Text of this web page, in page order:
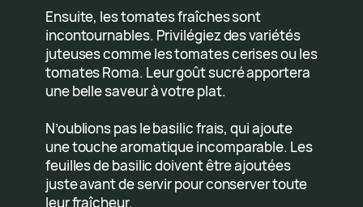
Ensuite, les tomates fraîches sont
incontournables. Privilégiez des variétés
juteuses comme les tomates cerises ou les
tomates Roma. Leur goût sucré apportera
une belle saveur à votre plat.
N’oublions pas le basilic frais, qui ajoute
une touche aromatique incomparable. Les
feuilles de basilic doivent être ajoutées
juste avant de servir pour conserver toute
leur fraîcheur.